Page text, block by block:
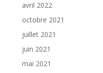
avril 2022
octobre 2021
juillet 2021
juin 2021
mai 2021